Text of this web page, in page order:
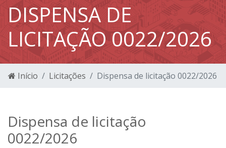
DISPENSA DE
LICITAÇÃO 0022/2026
Início Licitações Dispensa de licitação 0022/2026
Dispensa de licitação
0022/2026